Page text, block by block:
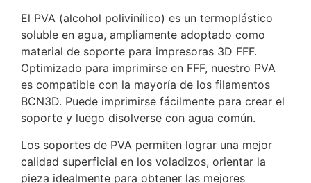
El PVA (alcohol polivinílico) es un termoplástico
soluble en agua, ampliamente adoptado como
material de soporte para impresoras 3D FFF.
Optimizado para imprimirse en FFF, nuestro PVA
es compatible con la mayoría de los filamentos
BCN3D. Puede imprimirse fácilmente para crear el
soporte y luego disolverse con agua común.
Los soportes de PVA permiten lograr una mejor
calidad superficial en los voladizos, orientar la
pieza idealmente para obtener las mejores